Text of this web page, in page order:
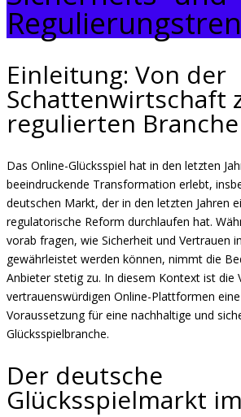
Einleitung: Von der
Schattenwirtschaft
regulierten Branche
Das Online-Glücksspiel hat in den letzten
beeindruckende Transformation erlebt,
deutschen Markt, der in den letzten Jahren
regulatorische Reform durchlaufen hat.
vorab fragen, wie Sicherheit und Vertrauen
gewährleistet werden können, nimmt die
Anbieter stetig zu. In diesem Kontext ist die
vertrauenswürdigen Online-Plattformen
Voraussetzung für eine nachhaltige und
Glücksspielbranche.
Der deutsche
Glücksspielmarkt